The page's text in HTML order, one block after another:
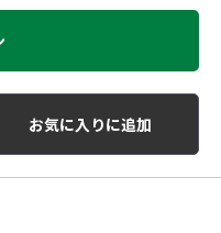
お気に入りに追加